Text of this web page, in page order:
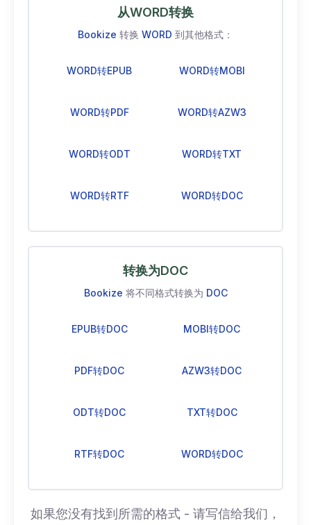
从WORD转换
Bookize 转换 WORD 到其他格式：
WORD转EPUB WORD转MOBI
WORD转PDF WORD转AZW3
WORD转ODT WORD转TXT
WORD转RTF WORD转DOC
转换为DOC
Bookize 将不同格式转换为 DOC
EPUB转DOC MOBI转DOC
PDF转DOC AZW3转DOC
ODT转DOC TXT转DOC
RTF转DOC WORD转DOC
如果您没有找到所需的格式 - 请写信给我们，